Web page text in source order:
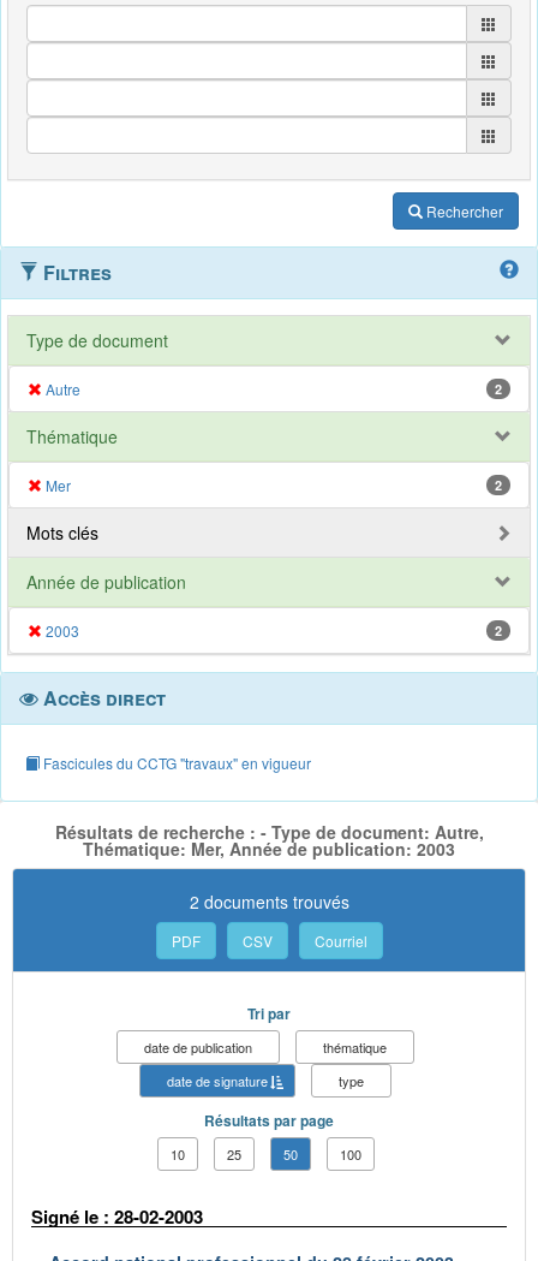
Rechercher
Filtres
Type de document
Autre 2
Thématique
Mer 2
Mots clés
Année de publication
2003 2
Accès direct
Fascicules du CCTG "travaux" en vigueur
Résultats de recherche : - Type de document: Autre,
Thématique: Mer, Année de publication: 2003
2 documents trouvés
PDF CSV Courriel
Tri par
date de publication
thématique
date de signature
type
Résultats par page
10 25 50 100
Signé le : 28-02-2003